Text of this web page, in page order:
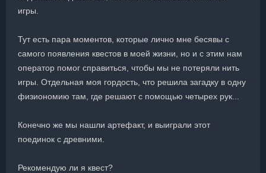
игры.
Тут есть пара моментов, которые лично мне бесявы с
самого появления квестов в моей жизни, но и с этим нам
оператор помог справиться, чтобы мы не потеряли нить
игры. Отдельная моя гордость, что решила загадку в одну
физиономию там, где решают с помощью четырех рук...
Конечно же мы нашли артефакт, и выиграли этот
поединок с древними.
Рекомендую ли я квест?